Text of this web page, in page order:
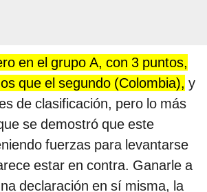
en el grupo A, con 3 puntos,
que el segundo (Colombia), y
de clasificación, pero lo más
se demostró que este
fuerzas para levantarse
estar en contra. Ganarle a
declaración en sí misma, la